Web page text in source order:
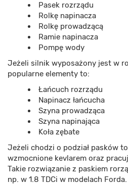
Pasek rozrządu
Rolkę napinacza
Rolkę prowadzącą
Ramie napinacza
Pompę wody
Jeżeli silnik wyposażony jest w
popularne elementy to:
Łańcuch rozrządu
Napinacz łańcucha
Szyna prowadząca
Szyna napinająca
Koła zębate
Jeżeli chodzi o podział pasków
wzmocnione kevlarem oraz
Takie rozwiązanie z paskiem
np. w 1.8 TDCi w modelach